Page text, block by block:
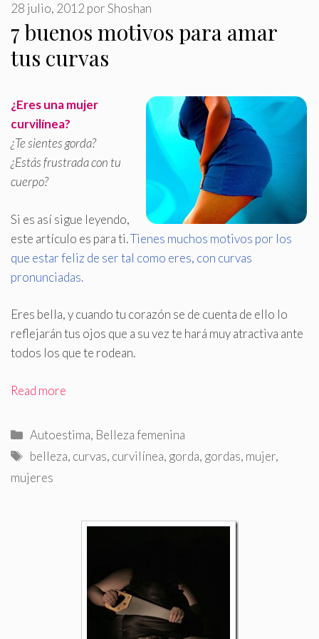
7 buenos motivos para amar
tus curvas
28 julio, 2012 porShoshan
¿Eres una mujer
curvilínea?
¿Te sientes gorda?
¿Estás frustrada con tu
cuerpo?
Si es así sigue leyendo,
este artículo es para ti.Tienes muchos motivos por los
que estar feliz de ser tal como eres, con curvas
pronunciadas.
Eres bella, y cuando tu corazón se de cuenta de ello lo
reflejarán tus ojos que a su vez te hará muy atractiva ante
todos los que te rodean.
Read more
Categorías
Autoestima, Belleza femenina
Etiquetas
belleza, curvas, curvilínea, gorda, gordas, mujer,
mujeres